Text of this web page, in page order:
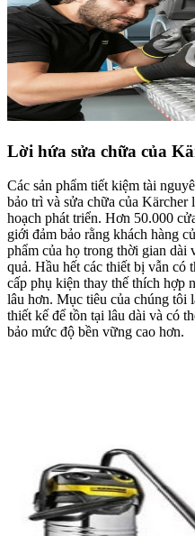
Lời hứa sửa chữa của
Các sản phẩm tiết kiệm tài
bảo trì và sửa chữa của Kärcher
hoạch phát triển. Hơn 50.000
giới đảm bảo rằng khách hàng
phẩm của họ trong thời gian dài
quả. Hầu hết các thiết bị vẫn có
cấp phụ kiện thay thế thích hợp
lâu hơn. Mục tiêu của chúng tôi
thiết kế để tồn tại lâu dài và có
bảo mức độ bền vững cao hơn.